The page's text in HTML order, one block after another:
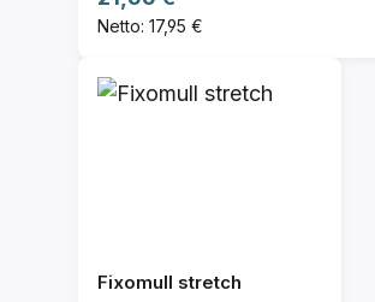
Netto: 17,95 €
Fixomull stretch